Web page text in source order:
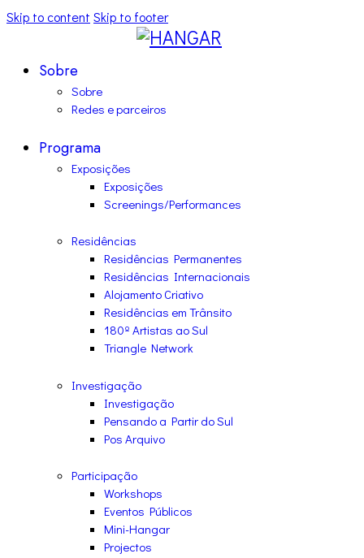
Skip to content Skip to footer
Sobre
Sobre
Redes e parceiros
Programa
Exposições
Exposições
Screenings/Performances
Residências
Residências Permanentes
Residências Internacionais
Alojamento Criativo
Residências em Trânsito
180º Artistas ao Sul
Triangle Network
Investigação
Investigação
Pensando a Partir do Sul
Pos Arquivo
Participação
Workshops
Eventos Públicos
Mini-Hangar
Projectos